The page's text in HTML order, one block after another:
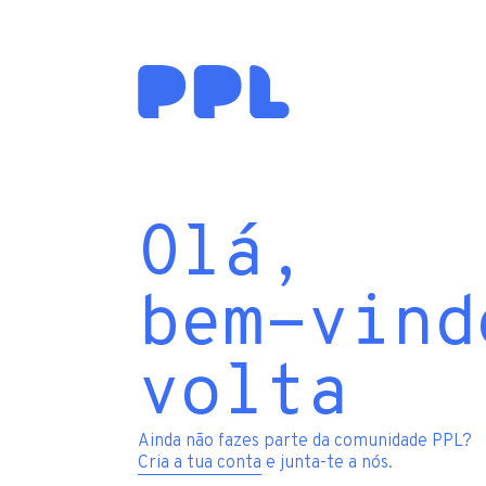
Olá,
bem-
volta
Ainda não fazes parte da comunidade PPL?
Cria a tua conta e junta-te a nós.